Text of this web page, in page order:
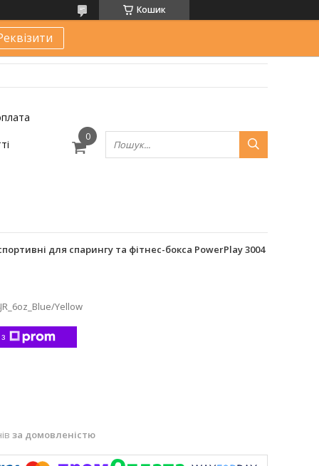
Кошик
для спарингу та фітнес-бокса PowerPlay 3004
Yellow
за домовленістю